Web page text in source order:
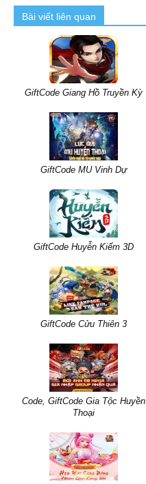
Bài viết liên quan
GiftCode Giang Hồ Truyền Kỳ
GiftCode MU Vinh Dự
GiftCode Huyễn Kiếm 3D
GiftCode Cửu Thiên 3
Code, GiftCode Gia Tộc Huyền
Thoại